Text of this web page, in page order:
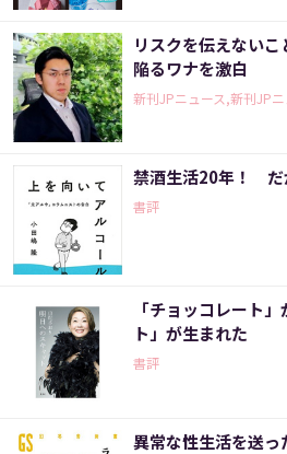
リスクを伝えない
陥るワナを激白
新刊JPニュース,新刊JPニ
禁酒生活20年！ だ
書評
「チョッコレート
ト」が生まれた
書評
異常な性生活を送